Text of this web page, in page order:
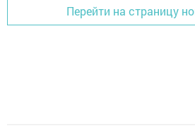
Перейти на страницу